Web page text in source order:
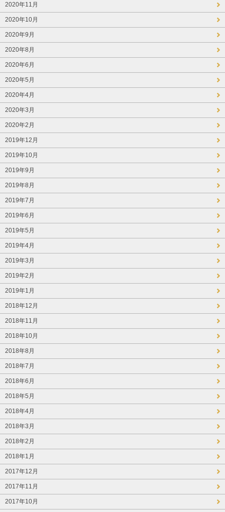
2020年11月
2020年10月
2020年9月
2020年8月
2020年6月
2020年5月
2020年4月
2020年3月
2020年2月
2019年12月
2019年10月
2019年9月
2019年8月
2019年7月
2019年6月
2019年5月
2019年4月
2019年3月
2019年2月
2019年1月
2018年12月
2018年11月
2018年10月
2018年8月
2018年7月
2018年6月
2018年5月
2018年4月
2018年3月
2018年2月
2018年1月
2017年12月
2017年11月
2017年10月